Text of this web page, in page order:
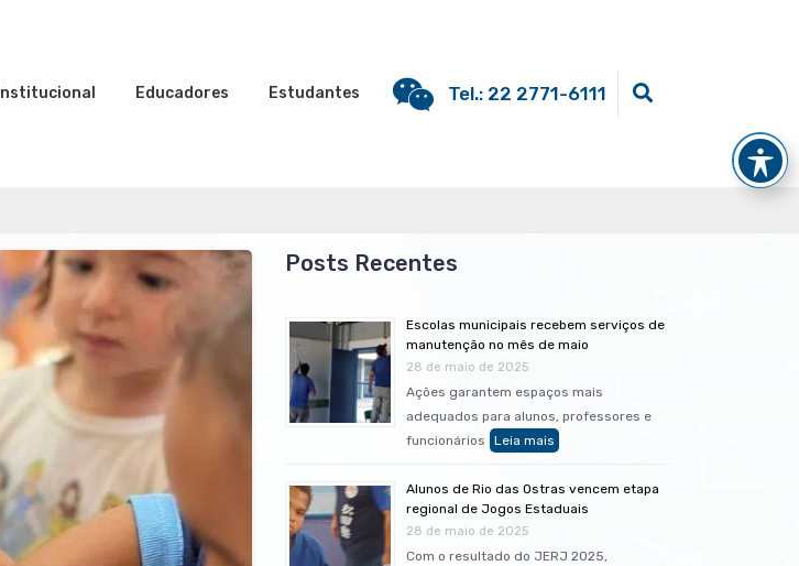
Institucional Educadores Estudantes Tel.: 22 2771-6111
Escolas municipais recebem serviços de
manutenção no mês de maio
28 de maio de 2025
Ações garantem espaços mais
adequados para alunos, professores e
funcionários
Alunos de Rio das Ostras vencem etapa
regional de Jogos Estaduais
28 de maio de 2025
Com o resultado do JERJ 2025,